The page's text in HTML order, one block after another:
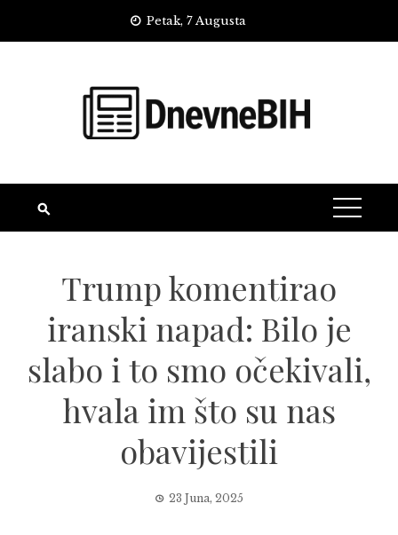
Petak, 7 Augusta
Trump komentirao
iranski napad: Bilo je
slabo i to smo očekivali,
hvala im što su nas
obavijestili
23 Juna, 2025